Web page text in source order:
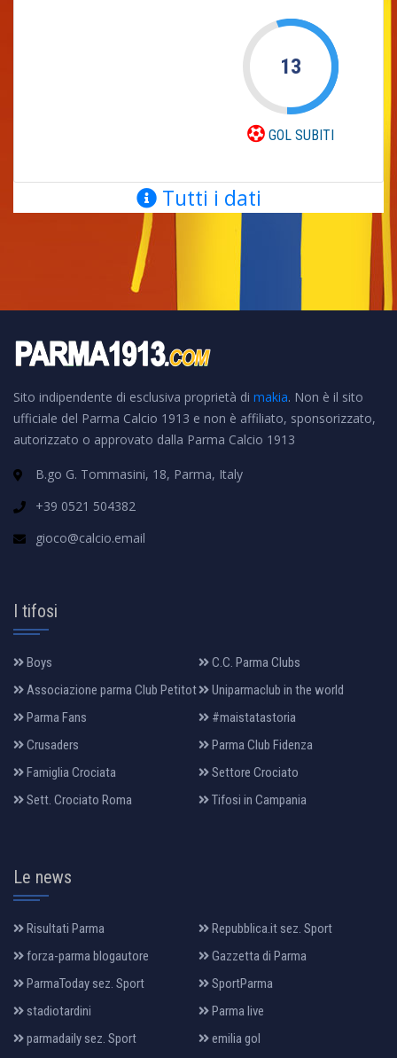
13
GOL SUBITI
Tutti i dati
Sito indipendente di esclusiva proprietà di makia. Non è il sito
ufficiale del Parma Calcio 1913 e non è affiliato, sponsorizzato,
autorizzato o approvato dalla Parma Calcio 1913
B.go G. Tommasini, 18, Parma, Italy
+39 0521 504382
gioco@calcio.email
I tifosi
Boys
C.C. Parma Clubs
Associazione parma Club Petitot
Uniparmaclub in the world
Parma Fans
#maistatastoria
Crusaders
Parma Club Fidenza
Famiglia Crociata
Settore Crociato
Sett. Crociato Roma
Tifosi in Campania
Le news
Risultati Parma
Repubblica.it sez. Sport
forza-parma blogautore
Gazzetta di Parma
ParmaToday sez. Sport
SportParma
stadiotardini
Parma live
parmadaily sez. Sport
emilia gol